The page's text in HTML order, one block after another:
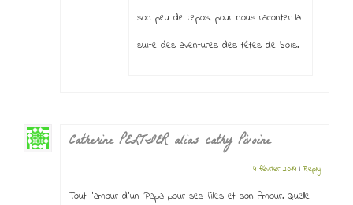
son peu de repos, pour nous raconter la
suite des aventures des têtes de bois.
Catherine PELTIER alias cathy Pivoine
4 février 2014 |Reply
Tout l’amour d’un Papa pour ses filles et son Amour. Quelle